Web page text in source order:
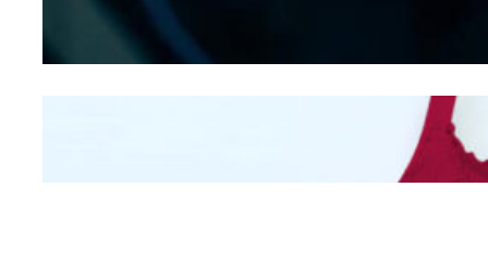
Mengintip Kepribadian
Wanita Dari Warna Bra